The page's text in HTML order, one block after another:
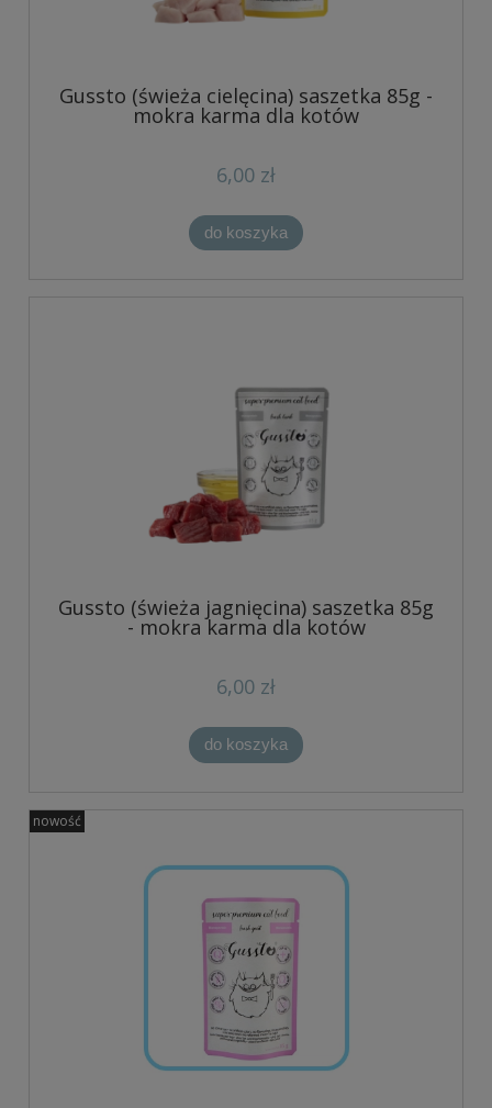
Gussto (świeża cielęcina) saszetka 85g -
mokra karma dla kotów
6,00 zł
do koszyka
Gussto (świeża jagnięcina) saszetka 85g
- mokra karma dla kotów
6,00 zł
do koszyka
nowość